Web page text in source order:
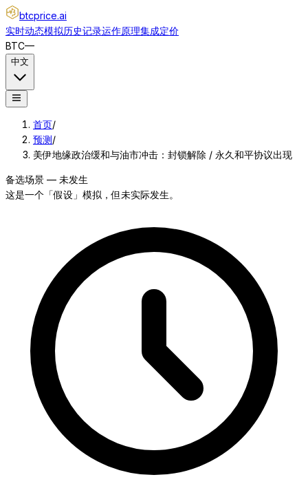
btcprice.ai
实时动态模拟历史记录运作原理集成定价
BTC—
中文
首页/
预测/
美伊地缘政治缓和与油市冲击：封锁解除 / 永久和平协议出现
备选场景 — 未发生
这是一个「假设」模拟，但未实际发生。